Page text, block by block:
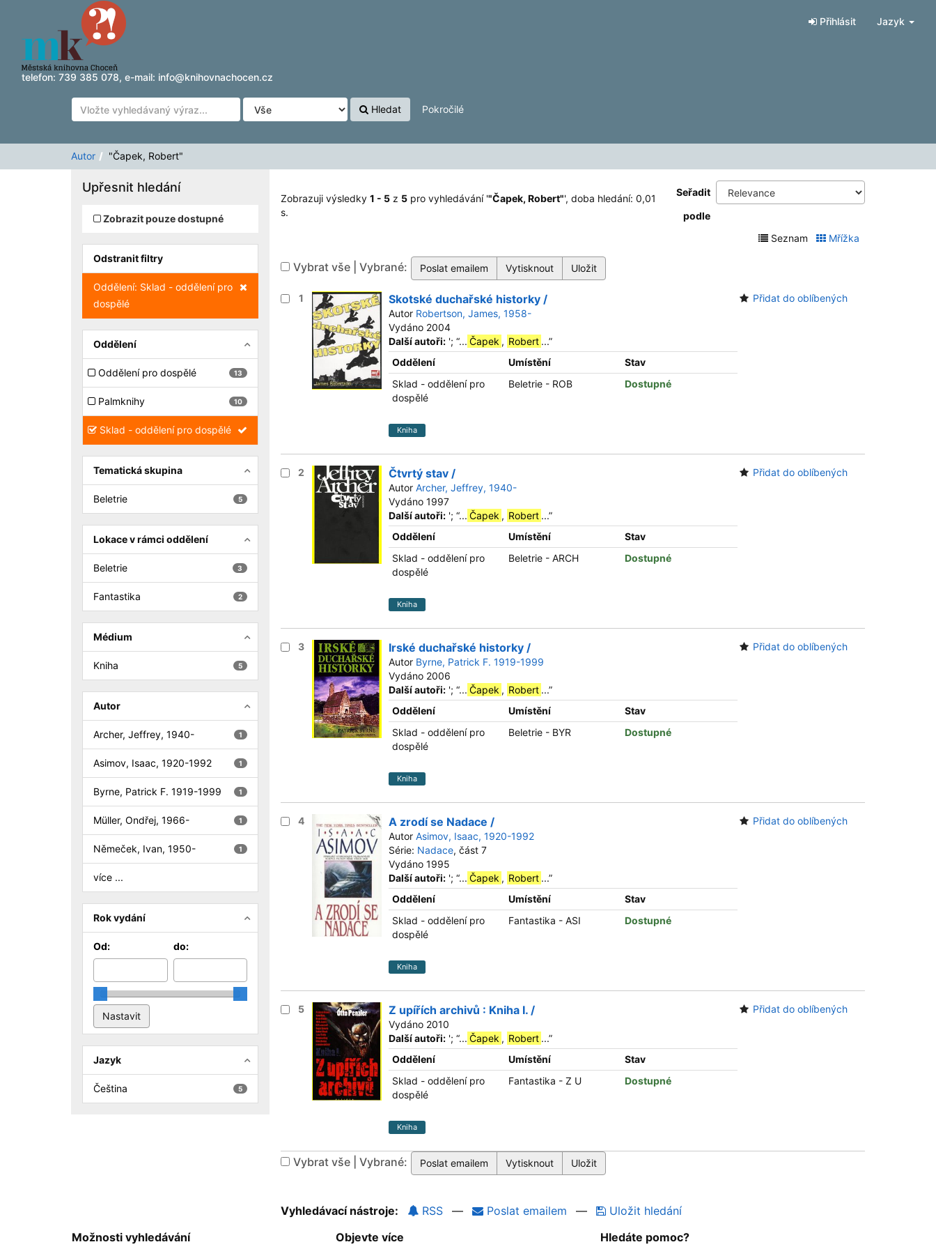
Zobrazuji výsledky1 - 5z5
Přeskočit na obsah
telefon: 739 385 078, e-mail: info@knihovnachocen.cz
Přihlásit Jazyk
Hledat Pokročilé
Autor "Čapek, Robert"
Zobrazuji výsledky 1 - 5 z 5 pro vyhledávání '"Čapek, Robert"', doba hledání: 0,01
s.
Seřadit
podle
Seznam
Mřížka
Vybrat vše | Vybrané:
1 Skotské duchařské historky /
Autor Robertson, James, 1958-
Vydáno 2004
Další autoři: '; “... Čapek , Robert ...”
Oddělení
Umístění
Stav
Sklad - oddělení pro
dospělé
Beletrie - ROB Dostupné
Kniha
Přidat do oblíbených
2 Čtvrtý stav /
Autor Archer, Jeffrey, 1940-
Vydáno 1997
Další autoři: '; “... Čapek , Robert ...”
Oddělení
Umístění
Stav
Sklad - oddělení pro
dospělé
Beletrie - ARCH Dostupné
Kniha
Přidat do oblíbených
3 Irské duchařské historky /
Autor Byrne, Patrick F. 1919-1999
Vydáno 2006
Další autoři: '; “... Čapek , Robert ...”
Oddělení
Umístění
Stav
Sklad - oddělení pro
dospělé
Beletrie - BYR Dostupné
Kniha
Přidat do oblíbených
4 A zrodí se Nadace /
Autor Asimov, Isaac, 1920-1992
Série: Nadace, část 7
Vydáno 1995
Další autoři: '; “... Čapek , Robert ...”
Oddělení
Umístění
Stav
Sklad - oddělení pro
dospělé
Fantastika - ASI Dostupné
Kniha
Přidat do oblíbených
5 Z upířích archivů : Kniha I. /
Vydáno 2010
Další autoři: '; “... Čapek , Robert ...”
Oddělení
Umístění
Stav
Sklad - oddělení pro
dospělé
Fantastika - Z U Dostupné
Kniha
Přidat do oblíbených
Vybrat vše | Vybrané:
Vyhledávací nástroje: RSS — Poslat emailem — Uložit hledání
Upřesnit hledání
Zobrazit pouze dostupné
Odstranit filtry
Zrušit filtr
Oddělení: Sklad - oddělení pro
dospělé
Oddělení
13
Oddělení pro dospělé
10
Palmknihy
Sklad - oddělení pro dospělé
Tematická skupina
5
Beletrie
Lokace v rámci oddělení
3
Beletrie
2
Fantastika
Médium
5
Kniha
Autor
1
Archer, Jeffrey, 1940-
1
Asimov, Isaac, 1920-1992
1
Byrne, Patrick F. 1919-1999
1
Müller, Ondřej, 1966-
1
Němeček, Ivan, 1950-
více ...
Rok vydání
Od: do:
Jazyk
5
Čeština
Možnosti vyhledávání Objevte více Hledáte pomoc?